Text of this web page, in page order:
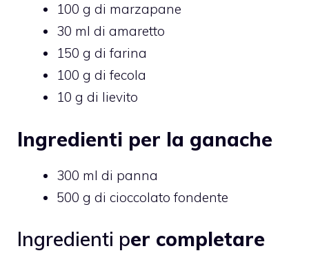
100 g di marzapane
30 ml di amaretto
150 g di farina
100 g di fecola
10 g di lievito
Ingredienti per la ganache
300 ml di panna
500 g di cioccolato fondente
Ingredienti per completare